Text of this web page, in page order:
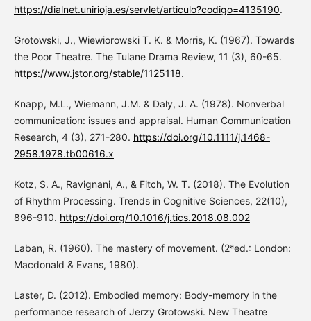
https://dialnet.unirioja.es/servlet/articulo?codigo=4135190.
Grotowski, J., Wiewiorowski T. K. & Morris, K. (1967). Towards
the Poor Theatre. The Tulane Drama Review, 11 (3), 60-65.
https://www.jstor.org/stable/1125118.
Knapp, M.L., Wiemann, J.M. & Daly, J. A. (1978). Nonverbal
communication: issues and appraisal. Human Communication
Research, 4 (3), 271-280. https://doi.org/10.1111/j.1468-
2958.1978.tb00616.x
Kotz, S. A., Ravignani, A., & Fitch, W. T. (2018). The Evolution
of Rhythm Processing. Trends in Cognitive Sciences, 22(10),
896-910. https://doi.org/10.1016/j.tics.2018.08.002
Laban, R. (1960). The mastery of movement. (2ªed.: London:
Macdonald & Evans, 1980).
Laster, D. (2012). Embodied memory: Body-memory in the
performance research of Jerzy Grotowski. New Theatre